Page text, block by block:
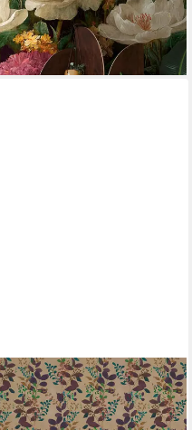
Vintage, strukturiert,
natürlicher Look - Schlaf-,